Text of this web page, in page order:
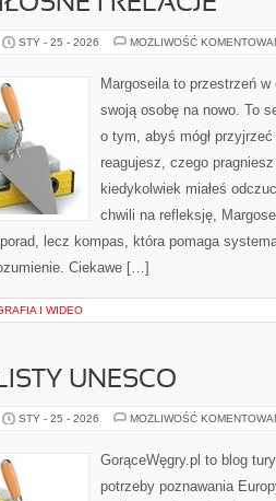
STY - 25 - 2026 MOŻLIWOŚĆ
Margoseila to przestrzeń
swoją osobę na nowo. To
o tym, abyś mógł
reagujesz, czego
kiedykolwiek miałeś
chwili na refleksję,
lecz kompas, która pomaga
Ciekawe […]
I WIDEO
UNESCO
STY - 25 - 2026 MOŻLIWOŚĆ
GorąceWęgry.pl to blog
potrzeby poznawania